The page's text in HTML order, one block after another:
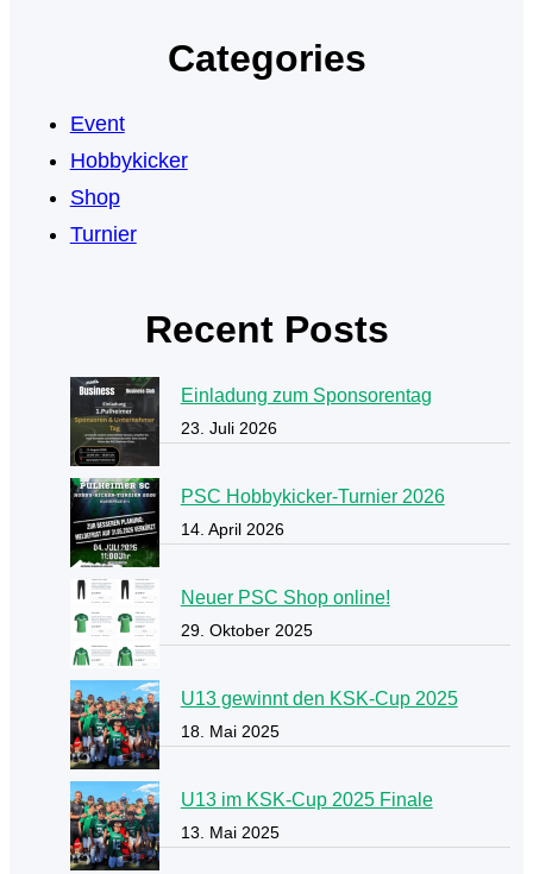
Categories
Event
Hobbykicker
Shop
Turnier
Recent Posts
Einladung zum Sponsorentag
23. Juli 2026
PSC Hobbykicker-Turnier 2026
14. April 2026
Neuer PSC Shop online!
29. Oktober 2025
U13 gewinnt den KSK-Cup 2025
18. Mai 2025
U13 im KSK-Cup 2025 Finale
13. Mai 2025